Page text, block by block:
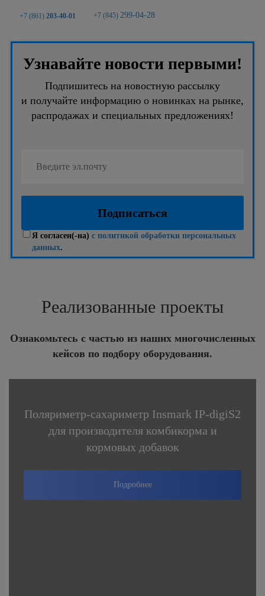
+7 (861) 203-40-01 +7 (845) 299-04-28
Узнавайте новости первыми!
Подпишитесь на новостную рассылку
и получайте информацию о новинках на рынке,
распродажах и специальных предложениях!
Я согласен(-на) с политикой обработки персональных
данных.
Реализованные проекты
Ознакомьтесь с частью из наших многочисленных
кейсов по подбору оборудования.
Поляриметр-сахариметр Insmark IP-digiS2
для производителя комбикорма и
кормовых добавок
Подробнее